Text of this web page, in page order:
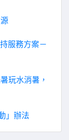
服務方案－
玩水消暑，
」辦法